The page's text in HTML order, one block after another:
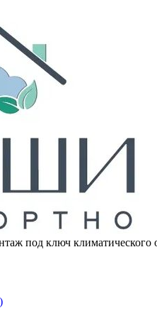
под ключ климатического